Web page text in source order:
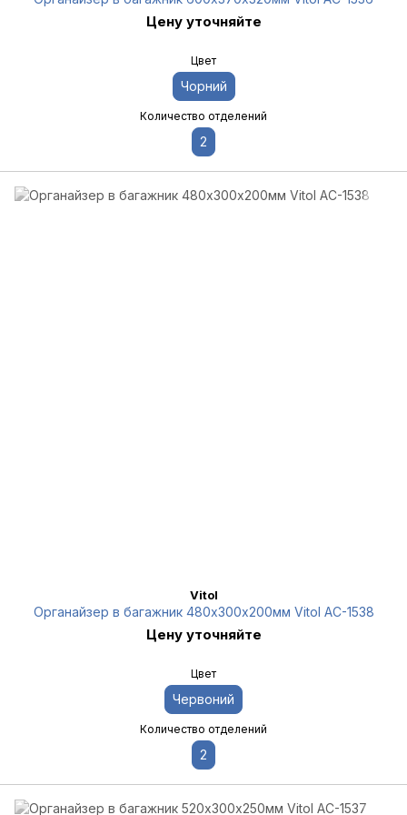
Цену уточняйте
Цвет
Чорний
Количество отделений
2
Vitol
Органайзер в багажник 480х300х200мм Vitol AC-1538
Цену уточняйте
Цвет
Червоний
Количество отделений
2